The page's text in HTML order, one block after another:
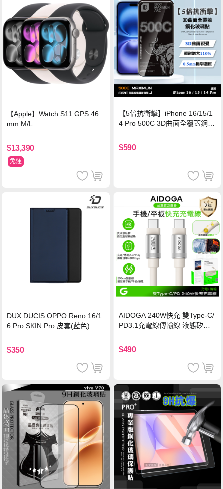
【Apple】Watch S11 GPS 46
mm M/L
$13,390
免運
【5倍抗衝擊】iPhone 16/15/1
4 Pro 500C 3D曲面全覆蓋鋼化
保護貼
$590
DUX DUCIS OPPO Reno 16/1
6 Pro SKIN Pro 皮套(藍色)
$350
AIDOGA 240W快充 雙Type-C/
PD3.1充電線傳輸線 液態矽膠
機/平板/筆電
$490